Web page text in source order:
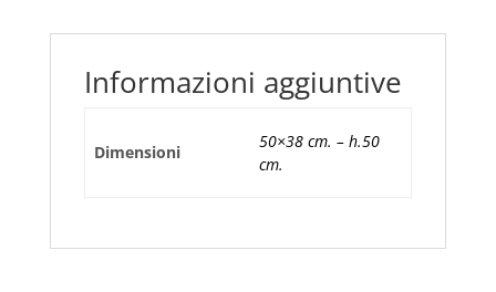
Informazioni aggiuntive
Dimensioni
50×38 cm. – h.50
cm.